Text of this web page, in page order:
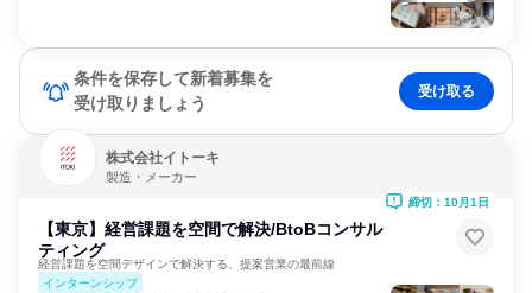
条件を保存して新着募集を
受け取りましょう
受け取る
株式会社イトーキ
製造・メーカー
【東京】経営課題を空間で解決/BtoBコンサル
ティング
経営課題を空間デザインで解決する、提案営業の最前線
インターンシップ
締切：10月1日